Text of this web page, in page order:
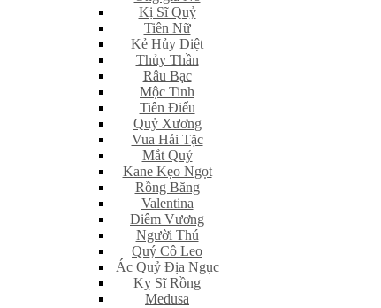
Kị Sĩ Quỷ
Tiên Nữ
Kẻ Hủy Diệt
Thủy Thần
Râu Bạc
Mộc Tinh
Tiên Điểu
Quỷ Xương
Vua Hải Tặc
Mắt Quỷ
Kane Kẹo Ngọt
Rồng Băng
Valentina
Diêm Vương
Người Thú
Quý Cô Leo
Ác Quỷ Địa Ngục
Kỵ Sĩ Rồng
Medusa